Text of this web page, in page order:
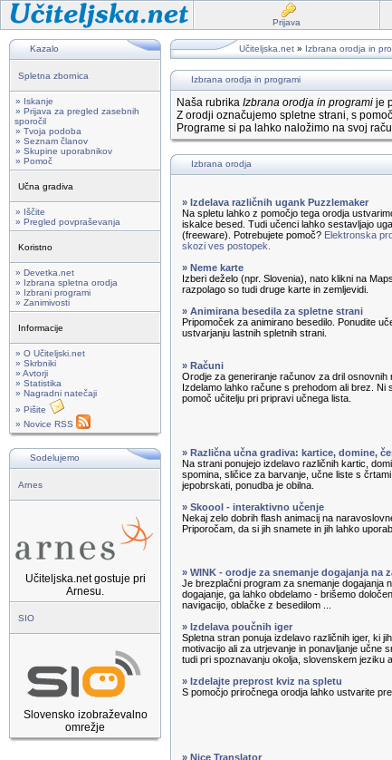
Prijava
Kazalo
Spletna zbornica
» Iskanje
» Prijava za pregled zasebnih
sporočil
» Tvoja podoba
» Seznam članov
» Skupine uporabnikov
» Pomoč
Učna gradiva
» Iščite
» Pregled povpraševanja
Koristno
» Devetka.net
» Izbrana spletna orodja
» Izbrani programi
» Zanimivosti
Informacije
» O Učiteljski.net
» Skrbniki
» Avtorji
» Statistika
» Nagradni natečaji
» Pišite
» Novice RSS
Sodelujemo
Arnes
Učiteljska.net gostuje pri
Arnesu.
SIO
Slovensko izobraževalno
omrežje
Učiteljska.net » Izbrana orodja in
Izbrana orodja in programi
Naša rubrika Izbrana orodja in programi je
Z orodji označujemo spletne strani, s
Programe si pa lahko naložimo na svoj
Izbrana orodja
» Izdelava različnih ugank Puzzlemaker
Na spletu lahko z pomočjo tega orodja
iskalce besed. Tudi učenci lahko sestavljajo
(freeware). Potrebujete pomoč? Elektronska
skozi ves postopek.
» Neme karte
Izberi deželo (npr. Slovenia), nato klikni na
razpolago so tudi druge karte in zemljevidi.
» Animirana besedila za spletne strani
Pripomoček za animirano besedilo. Ponudite
ustvarjanju lastnih spletnih strani.
» Računi
Orodje za generiranje računov za dril osnovnih
Izdelamo lahko račune s prehodom ali brez. Ni
pomoč učitelju pri pripravi učnega lista.
» Različna učna gradiva: kartice, domine,
Na strani ponujejo izdelavo različnih kartic,
spomina, sličice za barvanje, učne liste s
jepobrskati, ponudba je obilna.
» Skoool - interaktivno učenje
Nekaj zelo dobrih flash animacij na
Priporočam, da si jih snamete in jih lahko
» WINK - orodje za snemanje dogajanja na
Je brezplačni program za snemanje dogajanja
dogajanje, ga lahko obdelamo - brišemo
navigacijo, oblačke z besedilom ...
» Izdelava poučnih iger
Spletna stran ponuja izdelavo različnih iger, ki
motivacijo ali za utrjevanje in ponavljanje učne
tudi pri spoznavanju okolja, slovenskem jeziku
» Izdelajte preprost kviz na spletu
S pomočjo priročnega orodja lahko ustvarite
» Nice Translator